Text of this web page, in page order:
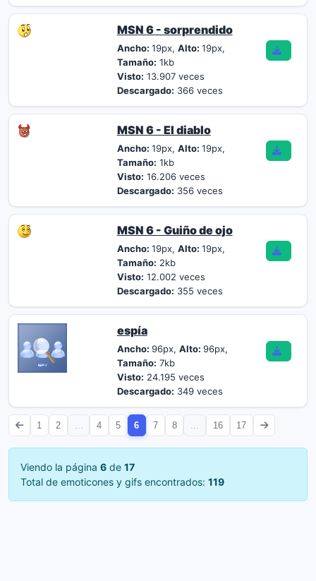
MSN 6 - sorprendido
Ancho: 19px, Alto: 19px,
Tamaño: 1kb
Visto: 13.907 veces
Descargado: 366 veces
MSN 6 - El diablo
Ancho: 19px, Alto: 19px,
Tamaño: 1kb
Visto: 16.206 veces
Descargado: 356 veces
MSN 6 - Guiño de ojo
Ancho: 19px, Alto: 19px,
Tamaño: 2kb
Visto: 12.002 veces
Descargado: 355 veces
espía
Ancho: 96px, Alto: 96px,
Tamaño: 7kb
Visto: 24.195 veces
Descargado: 349 veces
1 2 4 5 6 7 8 16 17
Viendo la página 6 de 17
Total de emoticones y gifs encontrados: 119